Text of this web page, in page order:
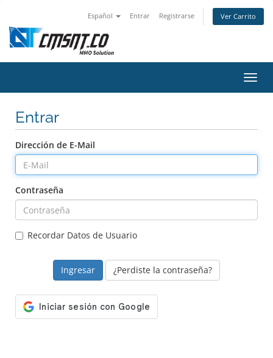
Español Entrar Registrarse Ver Carrito
Entrar
Dirección de E-Mail
Contraseña
Recordar Datos de Usuario
¿Perdiste la contraseña?